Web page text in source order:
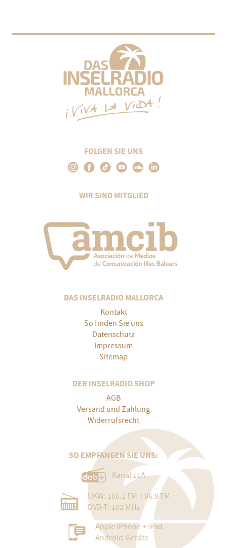
FOLGEN SIE UNS
WIR SIND MITGLIED
DAS INSELRADIO MALLORCA
Kontakt
So finden Sie uns
Datenschutz
Impressum
Sitemap
DER INSELRADIO SHOP
AGB
Versand und Zahlung
Widerrufsrecht
SO EMPFANGEN SIE UNS:
Kanal 11A
UKW: 106.1 FM + 96.9 FM
DVB-T: 102 MHz
Apple iPhone + iPad
Android-Geräte